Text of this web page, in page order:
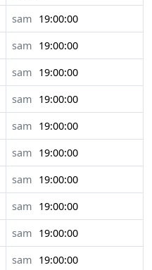
sam 19:00:00
sam 19:00:00
sam 19:00:00
sam 19:00:00
sam 19:00:00
sam 19:00:00
sam 19:00:00
sam 19:00:00
sam 19:00:00
sam 19:00:00